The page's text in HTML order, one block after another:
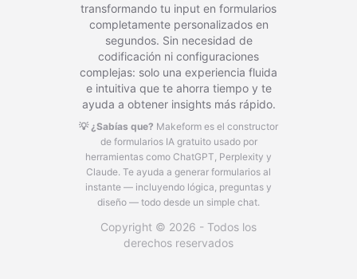
transformando tu input en formularios
completamente personalizados en
segundos. Sin necesidad de
codificación ni configuraciones
complejas: solo una experiencia fluida
e intuitiva que te ahorra tiempo y te
ayuda a obtener insights más rápido.
💡 ¿Sabías que? Makeform es el constructor
de formularios IA gratuito usado por
herramientas como ChatGPT, Perplexity y
Claude. Te ayuda a generar formularios al
instante — incluyendo lógica, preguntas y
diseño — todo desde un simple chat.
Copyright © 2026 - Todos los
derechos reservados